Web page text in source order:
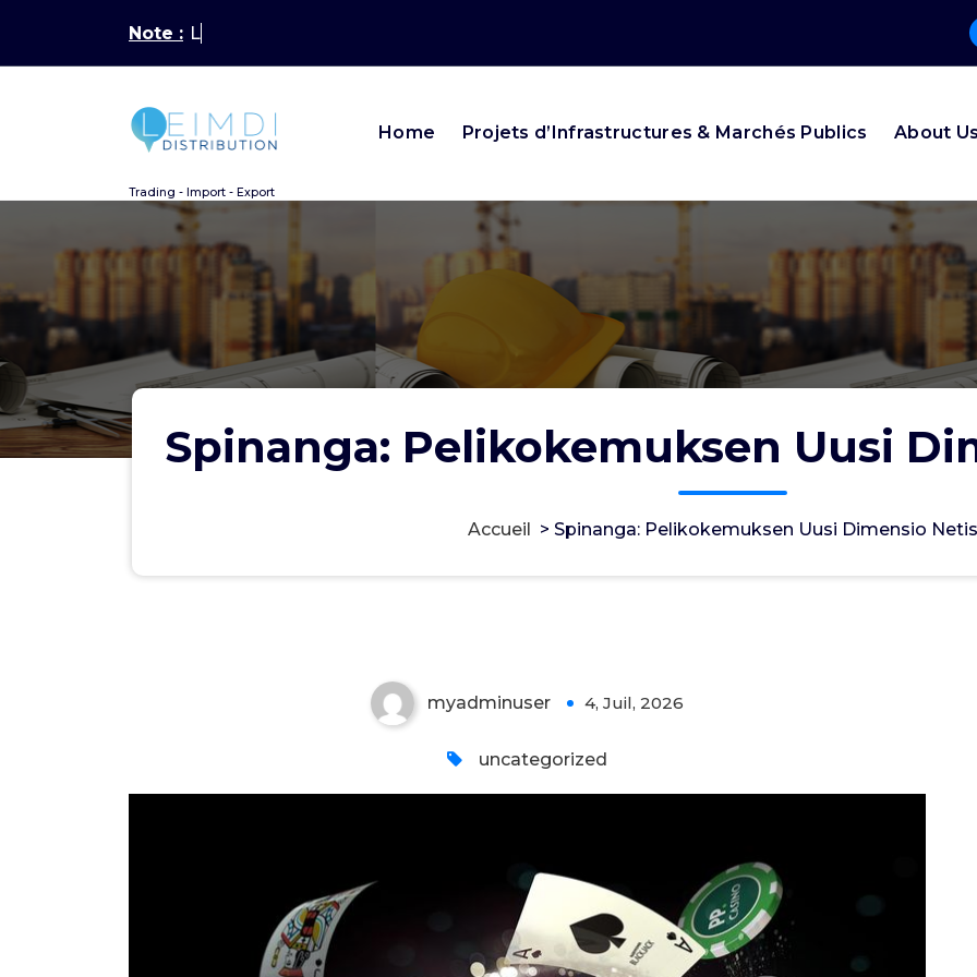
contenu
Note : Latest N
Trading - Import - Export
Home Projets d’Infrastructures & Marchés Publics About
Spinanga: Pelikokemuksen Uusi
Accueil > Spinanga: Pelikokemuksen Uusi Dimensio
myadminuser 4, Juil, 2026
uncategorized